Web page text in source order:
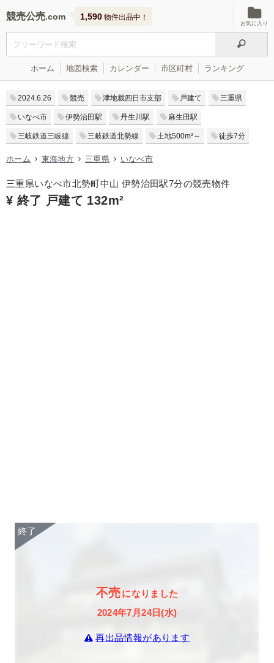
競売公売 1,590 物件出品中！
お気に入り
ホーム 地図検索 カレンダー 市区町村 ランキング
2024.6.26 競売 津地裁四日市支部 戸建て 三重県
いなべ市 伊勢治田駅 丹生川駅 麻生田駅
三岐鉄道三岐線 三岐鉄道北勢線 土地500m²～ 徒歩7分
ホーム 東海地方 三重県 いなべ市
三重県いなべ市北勢町中山 伊勢治田駅7分の競売物件
¥ 終了 戸建て 132m²
不売になりました
2024年7月24日(水)
再出品情報があります